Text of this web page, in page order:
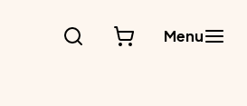
Menu